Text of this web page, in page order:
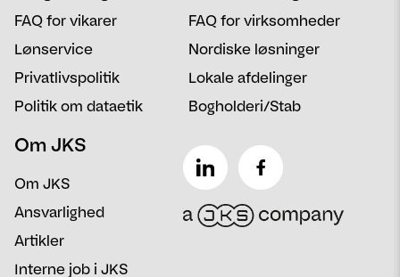
FAQ for vikarer
Lønservice
Privatlivspolitik
Politik om dataetik
FAQ for virksomheder
Nordiske løsninger
Lokale afdelinger
Bogholderi/Stab
Om JKS
Om JKS
Ansvarlighed
Artikler
Interne job i JKS